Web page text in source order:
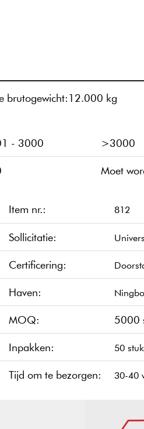
brutogewicht:12.000 kg
- 3000
>3000
Moet
Item nr.: 812
Sollicitatie:
Certificering:
Haven:
MOQ:
5000
Inpakken: 50
Tijd om te bezorgen: 30-40